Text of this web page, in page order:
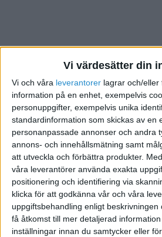
Vi värdesätter din
Vi och våra leverantorer lagrar och/eller
information på en enhet, exempelvis
personuppgifter, exempelvis unika
standardinformation som skickas av en
personanpassade annonser och andra
annons- och innehållsmätning samt
att utveckla och förbättra produkter.
våra leverantörer använda exakta
positionering och identifiering via
klicka för att godkänna vår och våra
uppgiftsbehandling enligt beskrivningen
få åtkomst till mer detaljerad
inställningar innan du samtycker eller
Men lite tur lyckas du få deras
se hur en av dem ytterst motvilligt
klämkäckt hälsar dig med orden:
göra för dig!
Fel fråga tänker jag tyst för mig
borde frågat dig själv vad jag kan
borde frågat dig själv vem det är
vilka önskemål är det jag ska
behöver jag ställa för att kunna
alternativ. Vad vet jag om våra
just den här personen kan vara